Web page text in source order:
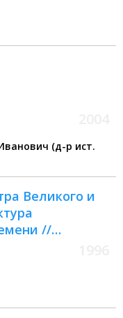
(д-р ист.
Великого и
//
96 :